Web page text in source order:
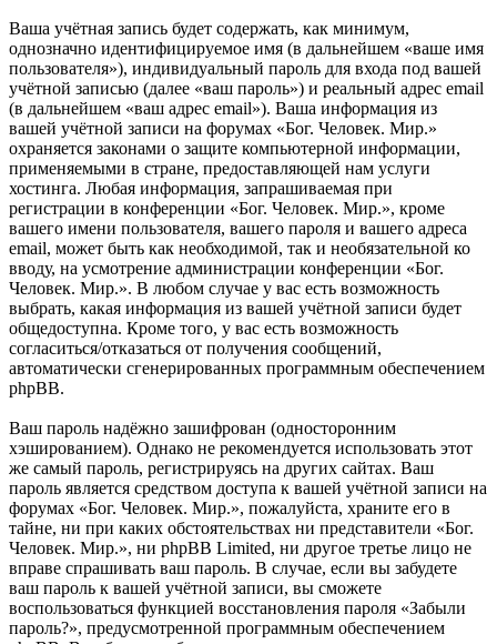
Ваша учётная запись будет содержать, как минимум,
однозначно идентифицируемое имя (в дальнейшем «ваше имя
пользователя»), индивидуальный пароль для входа под вашей
учётной записью (далее «ваш пароль») и реальный адрес email
(в дальнейшем «ваш адрес email»). Ваша информация из
вашей учётной записи на форумах «Бог. Человек. Мир.»
охраняется законами о защите компьютерной информации,
применяемыми в стране, предоставляющей нам услуги
хостинга. Любая информация, запрашиваемая при
регистрации в конференции «Бог. Человек. Мир.», кроме
вашего имени пользователя, вашего пароля и вашего адреса
email, может быть как необходимой, так и необязательной ко
вводу, на усмотрение администрации конференции «Бог.
Человек. Мир.». В любом случае у вас есть возможность
выбрать, какая информация из вашей учётной записи будет
общедоступна. Кроме того, у вас есть возможность
согласиться/отказаться от получения сообщений,
автоматически сгенерированных программным обеспечением
phpBB.
Ваш пароль надёжно зашифрован (односторонним
хэшированием). Однако не рекомендуется использовать этот
же самый пароль, регистрируясь на других сайтах. Ваш
пароль является средством доступа к вашей учётной записи на
форумах «Бог. Человек. Мир.», пожалуйста, храните его в
тайне, ни при каких обстоятельствах ни представители «Бог.
Человек. Мир.», ни phpBB Limited, ни другое третье лицо не
вправе спрашивать ваш пароль. В случае, если вы забудете
ваш пароль к вашей учётной записи, вы сможете
воспользоваться функцией восстановления пароля «Забыли
пароль?», предусмотренной программным обеспечением